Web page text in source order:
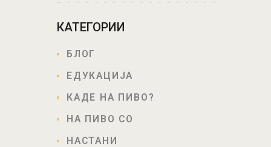
КАТЕГОРИИ
БЛОГ
ЕДУКАЦИЈА
КАДЕ НА ПИВО?
НА ПИВО СО
НАСТАНИ